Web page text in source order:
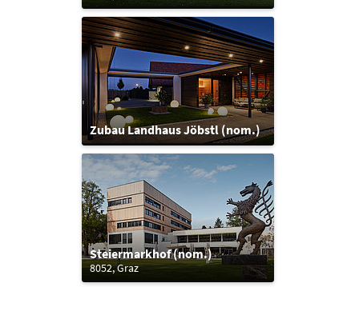
Zubau Landhaus Jöbstl (nom.)
Steiermarkhof (nom.)
8052, Graz